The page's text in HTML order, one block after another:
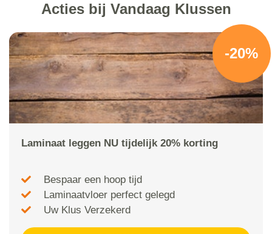
Acties bij Vandaag Klussen
-20%
Laminaat leggen NU tijdelijk 20% korting
Bespaar een hoop tijd
Laminaatvloer perfect gelegd
Uw Klus Verzekerd